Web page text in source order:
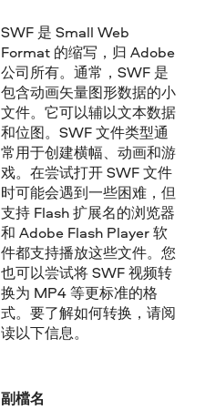
SWF 是 Small Web
Format 的缩写，归 Adobe
公司所有。通常，SWF 是
包含动画矢量图形数据的小
文件。它可以辅以文本数据
和位图。SWF 文件类型通
常用于创建横幅、动画和游
戏。在尝试打开 SWF 文件
时可能会遇到一些困难，但
支持 Flash 扩展名的浏览器
和 Adobe Flash Player 软
件都支持播放这些文件。您
也可以尝试将 SWF 视频转
换为 MP4 等更标准的格
式。要了解如何转换，请阅
读以下信息。
副檔名